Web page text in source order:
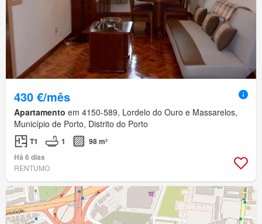
430 €/mês
Apartamento em 4150-589, Lordelo do Ouro e Massarelos,
Município de Porto, Distrito do Porto
T1 1
98 m²
Há 6 dias
RENTUMO